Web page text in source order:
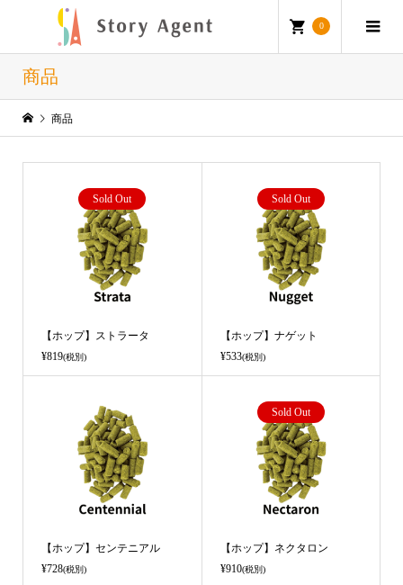
0
商品
商品
Sold Out
【ホップ】ストラータ
¥819(税別)
Sold Out
【ホップ】ナゲット
¥533(税別)
【ホップ】センテニアル
¥728(税別)
Sold Out
【ホップ】ネクタロン
¥910(税別)